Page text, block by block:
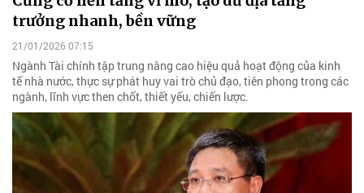
trưởng nhanh, bền vững
21/01/2026 07:15
Ngành Tài chính tập trung nâng cao hiệu quả hoạt động của kinh
tế nhà nước, thực sự phát huy vai trò chủ đạo, tiên phong trong các
ngành, lĩnh vực then chốt, thiết yếu, chiến lược.